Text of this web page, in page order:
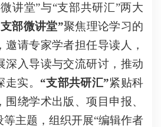
讲堂”与“支部共研汇”两大
部微讲堂”聚焦理论学习的
邀请专家学者担任导读人，
深入导读与交流研讨，推动
实。 “支部共研汇”紧贴科
绕学术出版、项目申报、
等主题，组织开展“编辑作者